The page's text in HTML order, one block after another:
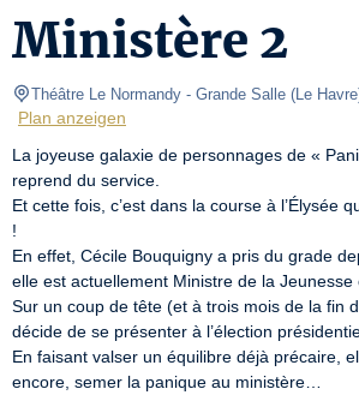
Ministère 2
Théâtre Le Normandy - Grande Salle (Le Havre
Plan anzeigen
La joyeuse galaxie de personnages de «
reprend du service.
Et cette fois, c’est dans la course à l’Élysée
!
En effet, Cécile Bouquigny a pris du grade
elle est actuellement Ministre de la Jeunesse
Sur un coup de tête (et à trois mois de la fin
décide de se présenter à l’élection
En faisant valser un équilibre déjà précaire,
encore, semer la panique au ministère…